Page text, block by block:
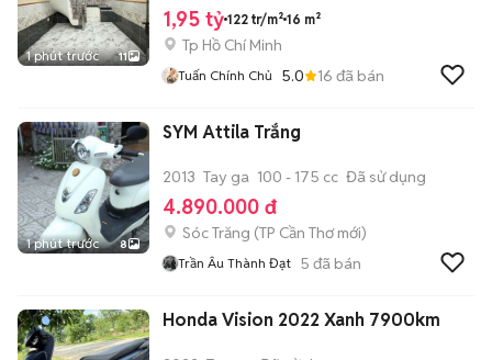
1 phút trước 11
1,95 tỷ 122 tr/m² 16 m²
Tp Hồ Chí Minh
Tuấn Chính Chủ 5.0 16 đã bán
1 phút trước 8
SYM Attila Trắng
2013 Tay ga 100 - 175 cc Đã sử dụng
4.890.000 đ
Sóc Trăng (TP Cần Thơmới)
Trần Âu Thành Đạt 5 đã bán
Honda Vision 2022 Xanh 7900km